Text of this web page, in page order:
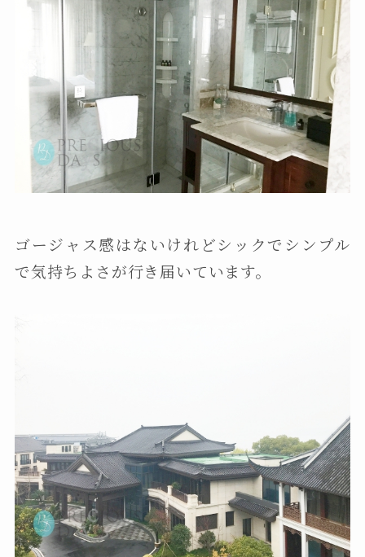
ゴージャス感はないけれどシックでシンプル
で気持ちよさが行き届いています。